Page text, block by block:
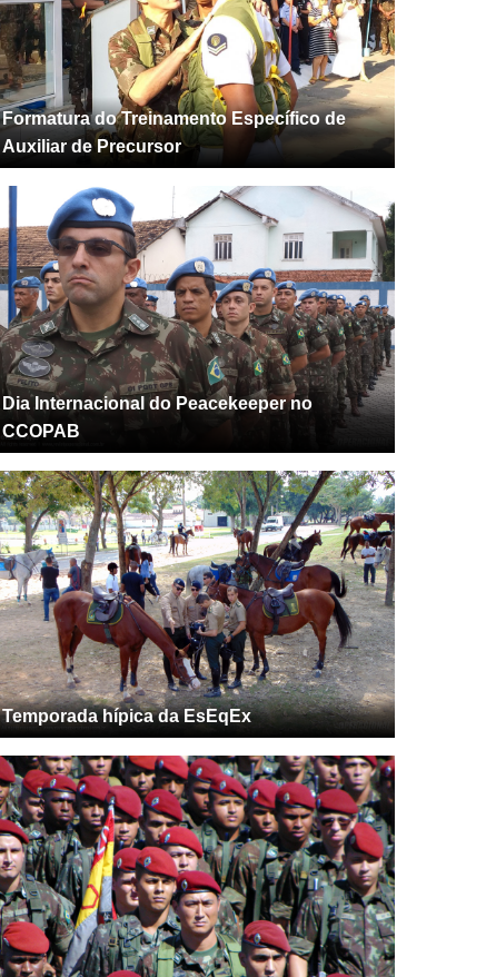
Formatura do Treinamento Específico de
Auxiliar de Precursor
Dia Internacional do Peacekeeper no
CCOPAB
Temporada hípica da EsEqEx